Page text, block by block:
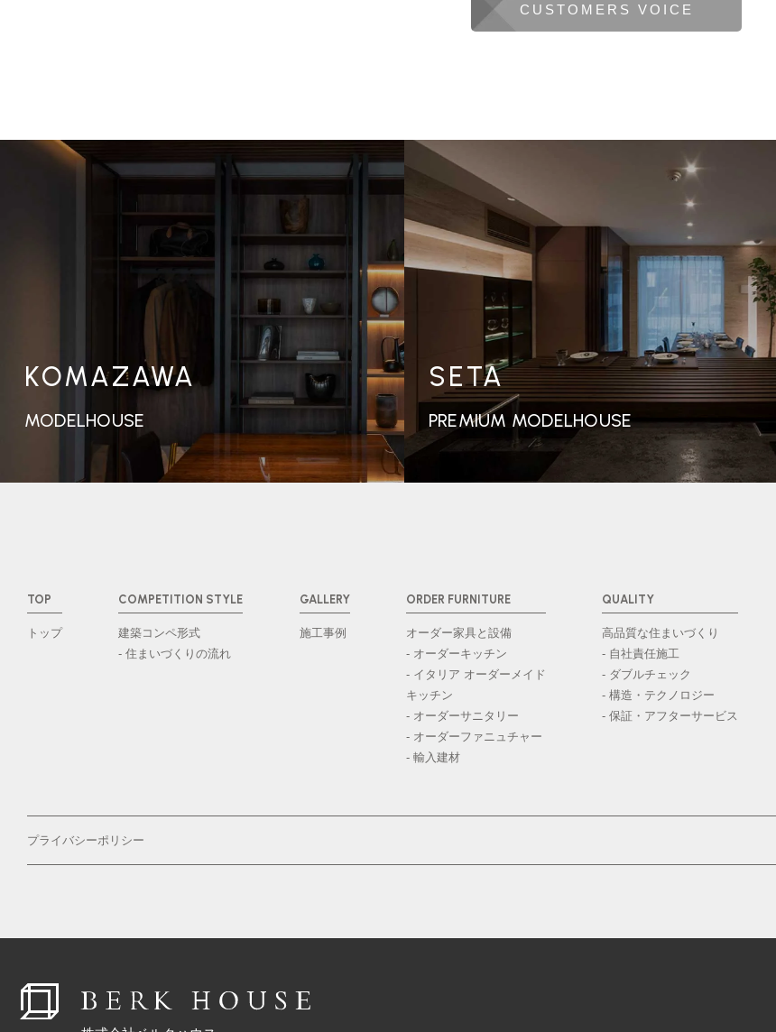
CUSTOMERS VOICE
KOMAZAWA
MODELHOUSE
SETA
PREMIUM MODELHOUSE
TOP
トップ
COMPETITION STYLE
建築コンペ形式
- 住まいづくりの流れ
GALLERY
施工事例
ORDER FURNITURE
オーダー家具と設備
- オーダーキッチン
- イタリア オーダーメイド
キッチン
- オーダーサニタリー
- オーダーファニュチャー
- 輸入建材
QUALITY
高品質な住まいづくり
- 自社責任施工
- ダブルチェック
- 構造・テクノロジー
- 保証・アフターサービス
プライバシーポリシー